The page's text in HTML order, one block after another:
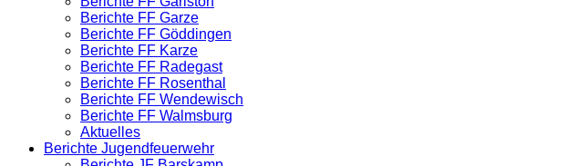
Berichte FF Garze
Berichte FF Göddingen
Berichte FF Karze
Berichte FF Radegast
Berichte FF Rosenthal
Berichte FF Wendewisch
Berichte FF Walmsburg
Aktuelles
Berichte Jugendfeuerwehr